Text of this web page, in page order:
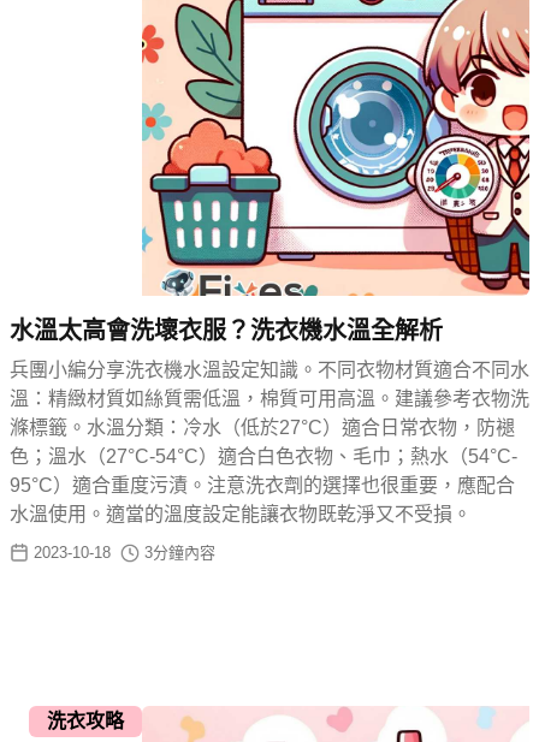
水溫太高會洗壞衣服？洗衣機水溫全解析
兵團小編分享洗衣機水溫設定知識。不同衣物材質適合不同水
溫：精緻材質如絲質需低溫，棉質可用高溫。建議參考衣物洗
滌標籤。水溫分類：冷水（低於27°C）適合日常衣物，防褪
色；溫水（27°C-54°C）適合白色衣物、毛巾；熱水（54°C-
95°C）適合重度污漬。注意洗衣劑的選擇也很重要，應配合
水溫使用。適當的溫度設定能讓衣物既乾淨又不受損。
2023-10-18 3分鐘內容
洗衣攻略